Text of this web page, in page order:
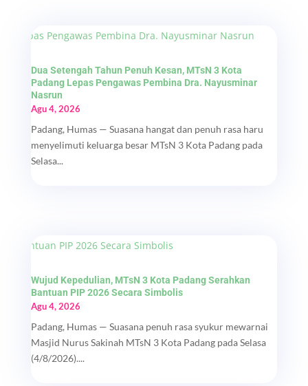
Dua Setengah Tahun Penuh Kesan, MTsN 3 Kota
Padang Lepas Pengawas Pembina Dra. Nayusminar
Nasrun
Agu 4, 2026
Padang, Humas — Suasana hangat dan penuh rasa haru
menyelimuti keluarga besar MTsN 3 Kota Padang pada
Selasa...
Wujud Kepedulian, MTsN 3 Kota Padang Serahkan
Bantuan PIP 2026 Secara Simbolis
Agu 4, 2026
Padang, Humas — Suasana penuh rasa syukur mewarnai
Masjid Nurus Sakinah MTsN 3 Kota Padang pada Selasa
(4/8/2026)....